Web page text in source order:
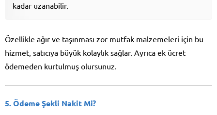
kadar uzanabilir.
Özellikle ağır ve taşınması zor mutfak malzemeleri için bu
hizmet, satıcıya büyük kolaylık sağlar. Ayrıca ek ücret
ödemeden kurtulmuş olursunuz.
5. Ödeme Şekli Nakit Mi?